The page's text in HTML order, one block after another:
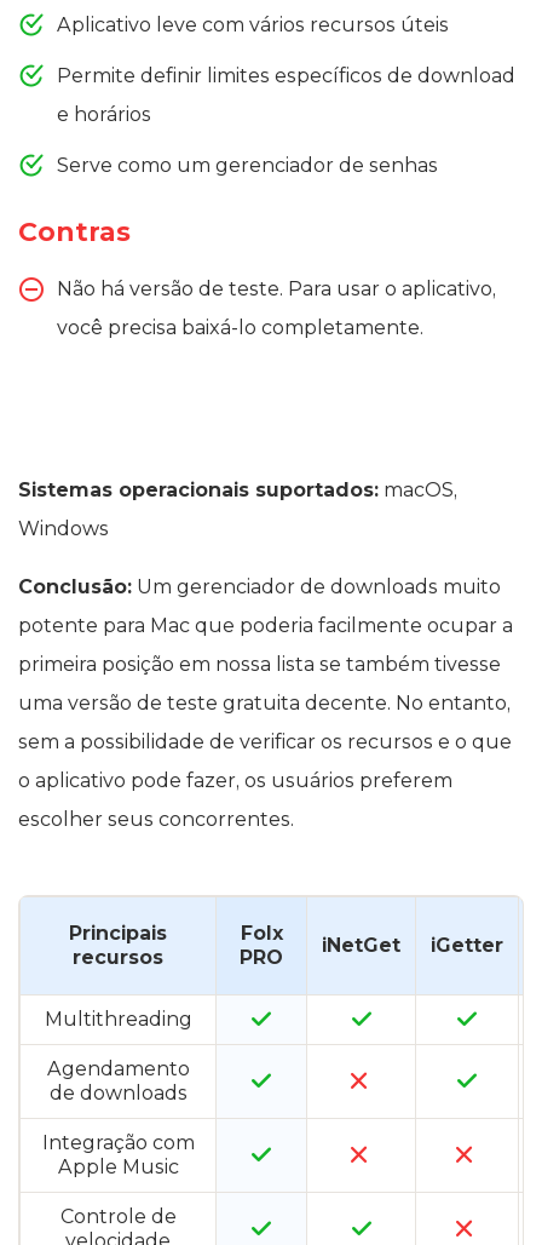
Aplicativo leve com vários recursos úteis
Permite definir limites específicos de download
e horários
Serve como um gerenciador de senhas
Contras
Não há versão de teste. Para usar o aplicativo,
você precisa baixá-lo completamente.
Sistemas operacionais suportados: macOS,
Windows
Conclusão: Um gerenciador de downloads muito
potente para Mac que poderia facilmente ocupar a
primeira posição em nossa lista se também tivesse
uma versão de teste gratuita decente. No entanto,
sem a possibilidade de verificar os recursos e o que
o aplicativo pode fazer, os usuários preferem
escolher seus concorrentes.
Principais
recursos
Folx
PRO
iNetGet iGetter
Multithreading
Agendamento
de downloads
Integração com
Apple Music
Controle de